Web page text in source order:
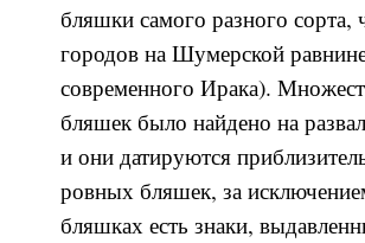
бляшки самого разного сорта,
городов на Шумерской
современного Ирака).
бляшек было найдено на
и они датируются
ровных бляшек, за
бляшках есть знаки,